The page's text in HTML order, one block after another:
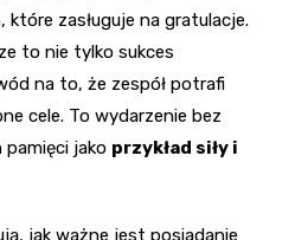
zasługuje na gratulacje.
to nie tylko sukces
na to, że zespół potrafi
cele. To wydarzenie bez
jako przykład siły i
jak ważne jest posiadanie